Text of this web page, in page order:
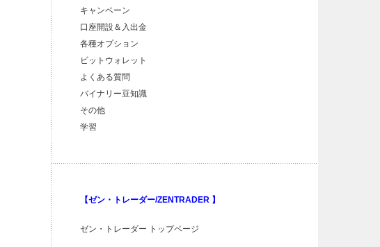
キャンペーン
口座開設＆入出金
各種オプション
ビットウォレット
よくある質問
バイナリー豆知識
その他
学習
【ゼン・トレーダー/ZENTRADER 】
ゼン・トレーダー トップページ